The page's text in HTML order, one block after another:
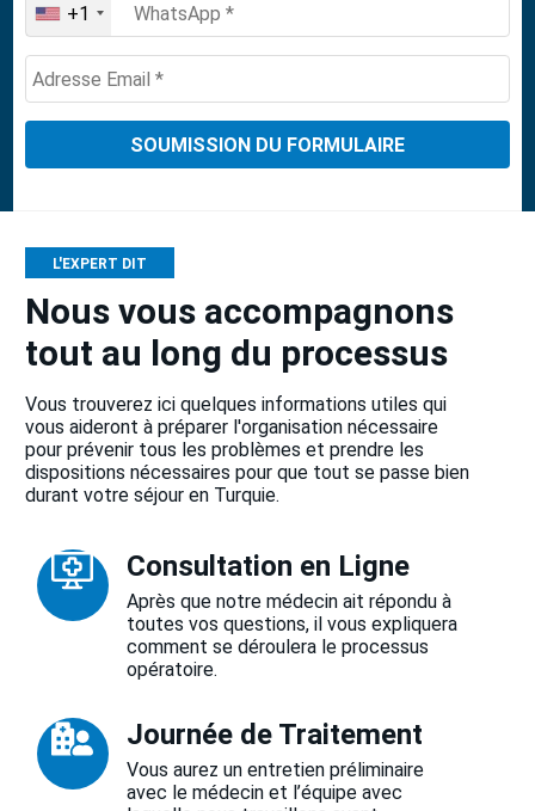
United
States
+1
+1
L'EXPERT DIT
Nous vous accompagnons
tout au long du processus
Vous trouverez ici quelques informations utiles qui
vous aideront à préparer l'organisation nécessaire
pour prévenir tous les problèmes et prendre les
dispositions nécessaires pour que tout se passe bien
durant votre séjour en Turquie.
Consultation en Ligne
Après que notre médecin ait répondu à
toutes vos questions, il vous expliquera
comment se déroulera le processus
opératoire.
Journée de Traitement
Vous aurez un entretien préliminaire
avec le médecin et l’équipe avec